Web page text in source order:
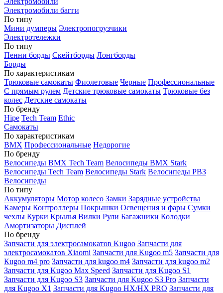
Электромобили багги
По типу
Мини думперы Электропогрузчики
Электротележки
По типу
Пенни борды Скейтборды Лонгборды
Борды
По характеристикам
Трюковые самокаты Фиолетовые Черные Профессиональные
С прямым рулем Детские трюковые самокаты Трюковые без
колес Детские самокаты
По бренду
Hipe Tech Team Ethic
Самокаты
По характеристикам
BMX Профессиональные Недорогие
По бренду
Велосипеды BMX Tech Team Велосипеды BMX Stark
Велосипеды Tech Team Велосипеды Stark Велосипеды РВЗ
Велосипеды
По типу
Аккумуляторы Мотор колесо Замки Зарядные устройства
Камеры Контроллеры Покрышки Освещения и фары Сумки
чехлы Курки Крылья Вилки Рули Багажники Колодки
Амортизаторы Дисплей
По бренду
Запчасти для электросамокатов Kugoo Запчасти для
электросамокатов Xiaomi Запчасти для Kugoo m5 Запчасти для
Кugoo m4 pro Запчасти для kugoo m4 Запчасти для kugoo m2
Запчасти для Kugoo Max Speed Запчасти для Kugoo S1
Запчасти для Kugoo S3 Запчасти для Kugoo S3 Pro Запчасти
для Kugoo X1 Запчасти для Kugoo HX/HX PRO Запчасти для